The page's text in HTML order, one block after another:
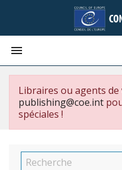

Libraires ou agents
publishing@coe.int
spéciales !